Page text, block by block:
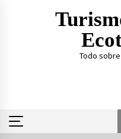
Todo